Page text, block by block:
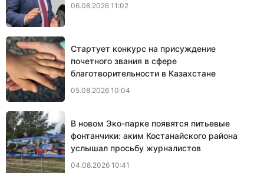
06.08.2026 11:02
Стартует конкурс на присуждение
почетного звания в сфере
благотворительности в Казахстане
05.08.2026 10:04
В новом Эко-парке появятся питьевые
фонтанчики: аким Костанайского района
услышал просьбу журналистов
04.08.2026 10:41